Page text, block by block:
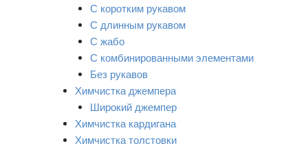
С коротким рукавом
С длинным рукавом
С жабо
С комбинированными элементами
Без рукавов
Химчистка джемпера
Широкий джемпер
Химчистка кардигана
Химчистка толстовки